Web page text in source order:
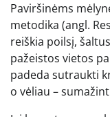
Paviršinėms
metodika (angl.
reiškia poilsį,
pažeistos vietos
padeda sutraukti
o vėliau –